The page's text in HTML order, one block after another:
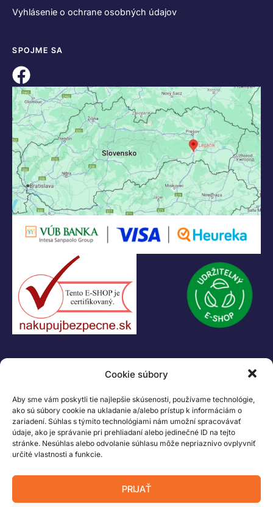
Cookie súbory
Aby sme vám poskytli tie najlepšie skúsenosti, používame technológie,
ako sú súbory cookie na ukladanie a/alebo prístup k informáciám o
zariadení. Súhlas s týmito technológiami nám umožní spracovávať
údaje, ako je správanie pri prehliadaní alebo jedinečné ID na tejto
stránke. Nesúhlas alebo odvolanie súhlasu môže nepriaznivo ovplyvniť
určité vlastnosti a funkcie.
PRIJAŤ
Vyhlásenie o ochrane osobných údajov
SPOJME SA
+421 907 919 608
legacik@legacik.sk
Legáčik s.r.o
Hrnčiarska 2/A
04001 Košice
IČ DPH: SK2023978330